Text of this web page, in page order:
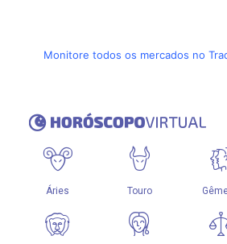
Monitore todos os mercados no